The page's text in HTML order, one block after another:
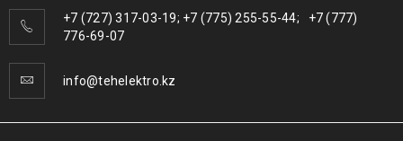
+7 (727) 317-03-19; +7 (775) 255-55-44; +7 (777)
776-69-07
info@tehelektro.kz